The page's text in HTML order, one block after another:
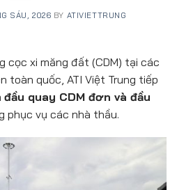
SÁU, 2026 BY ATIVIETTRUNG
cọc xi măng đất (CDM) tại các
toàn quốc, ATI Việt Trung tiếp
đầu quay CDM đơn và đầu
phục vụ các nhà thầu.